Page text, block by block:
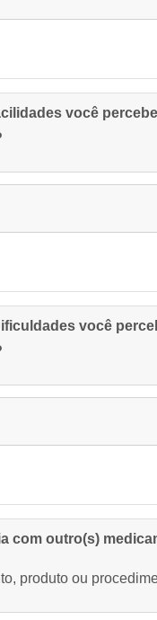
você
você
com outro(s)
produto ou